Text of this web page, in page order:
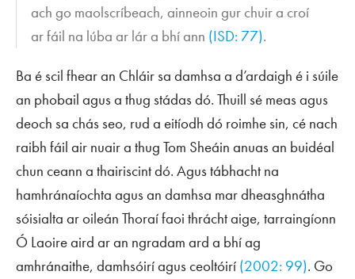
ach go maolscríbeach, ainneoin gur chuir a croí
ar fáil na lúba ar lár a bhí ann (ISD: 77).
Ba é scil fhear an Chláir sa damhsa a d’ardaigh é i súile
an phobail agus a thug stádas dó. Thuill sé meas agus
deoch sa chás seo, rud a eitíodh dó roimhe sin, cé nach
raibh fáil air nuair a thug Tom Sheáin anuas an buidéal
chun ceann a thairiscint dó. Agus tábhacht na
hamhránaíochta agus an damhsa mar dheasghnátha
sóisialta ar oileán Thoraí faoi thrácht aige, tarraingíonn
Ó Laoire aird ar an ngradam ard a bhí ag
amhránaithe, damhsóirí agus ceoltóirí (2002: 99). Go